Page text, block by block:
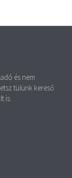
és nem
tülünk kereső
is.